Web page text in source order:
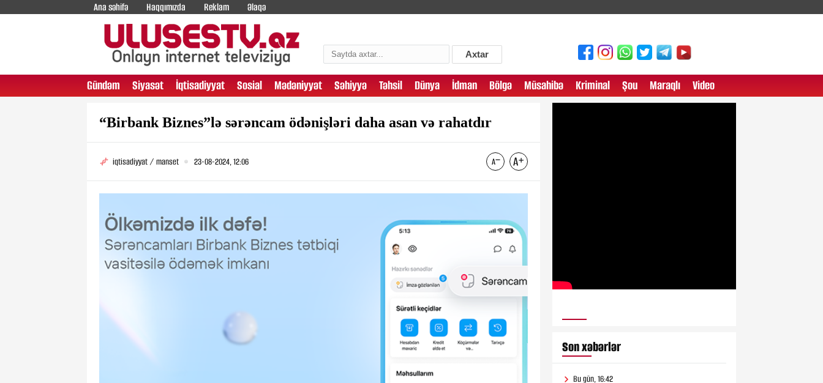
Ana səhifə Haqqımızda Reklam Əlaqə
Axtar
Gündəm Siyasət İqtisadiyyat Sosial Mədəniyyət Səhiyyə Təhsil Dünya İdman Bölgə Müsahibə Kriminal Şou Maraqlı Video
“Birbank Biznes”lə sərəncam ödənişləri daha asan və rahatdır
iqtisadiyyat / manset 23-08-2024, 12:06
Son xəbərlər
Bu gün, 16:42